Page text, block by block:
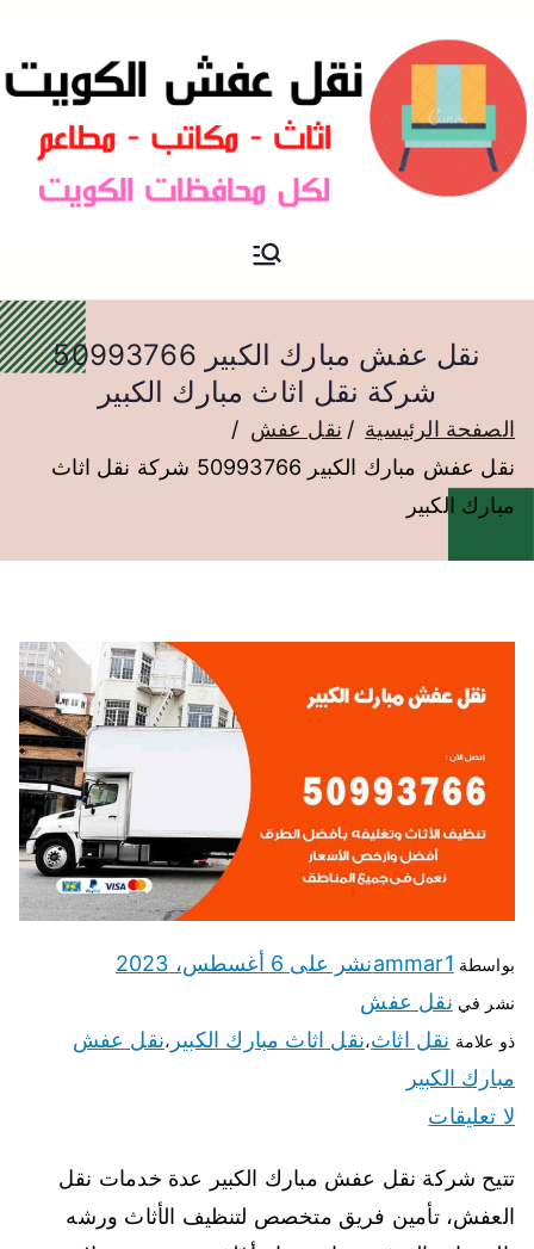
نقل عفش الكويت
نقل عفش مبارك الكبير 50993766
شركة نقل اثاث مبارك الكبير
الصفحة الرئيسية
نقل عفش
نقل عفش مبارك الكبير 50993766 شركة نقل اثاث
مبارك الكبير
بواسطة ammar1نشر على 6 أغسطس، 2023
نشر في نقل عفش
ذو علامة نقل اثاث،نقل اثاث مبارك الكبير ،نقل عفش
مبارك الكبير
لا تعليقات
تتيح شركة نقل عفش مبارك الكبير عدة خدمات نقل
العفش، تأمين فريق متخصص لتنظيف الأثاث ورشه